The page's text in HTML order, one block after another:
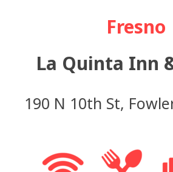
Fresno
La Quinta Inn
190 N 10th St,